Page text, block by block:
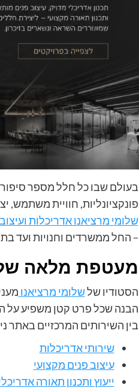
בעולם שבו כל חלל מספר סיפור,
פונקציונליות, חוויית משתמש,
שלומי מרציאנו אדריכלות ועיצוב
– החל ממשרדים וחנויות ועד
מעטפת מלאה של
הסטודיו שלשלומי מרציאנו
הבנה שכל פרט קטן משפיע על
בין השירותים המרכזיים באתר
שירותי אדריכלות
עיצוב פנים מקצועי
ייעוץ ותכנון תאורה